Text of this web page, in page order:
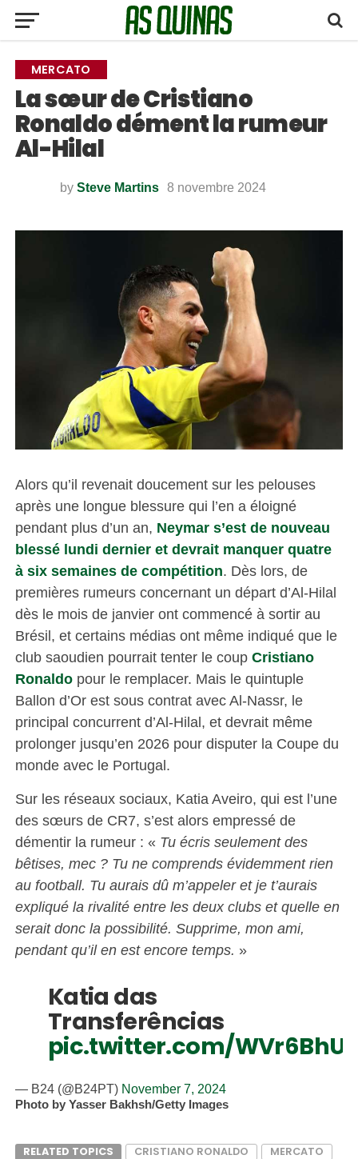
MERCATO
La sœur de Cristiano
Ronaldo dément la rumeur
Al-Hilal
by Steve Martins 8 novembre 2024
Alors qu’il revenait doucement sur les pelouses
après une longue blessure qui l’en a éloigné
pendant plus d’un an, Neymar s’est de nouveau
blessé lundi dernier et devrait manquer quatre
à six semaines de compétition. Dès lors, de
premières rumeurs concernant un départ d’Al-Hilal
dès le mois de janvier ont commencé à sortir au
Brésil, et certains médias ont même indiqué que le
club saoudien pourrait tenter le coup Cristiano
Ronaldopour le remplacer. Mais le quintuple
Ballon d’Or est sous contrat avec Al-Nassr, le
principal concurrent d’Al-Hilal, et devrait même
prolonger jusqu’en 2026 pour disputer la Coupe du
monde avec le Portugal.
Sur les réseaux sociaux, Katia Aveiro, qui est l’une
des sœurs de CR7, s’est alors empressé de
démentir la rumeur : « Tu écris seulement des
bêtises, mec ? Tu ne comprends évidemment rien
au football. Tu aurais dû m’appeler et je t’aurais
expliqué la rivalité entre les deux clubs et quelle en
serait donc la possibilité. Supprime, mon ami,
pendant qu’il en est encore temps. »
Katia das
Transferências
pic.twitter.com/
— B24 (@B24PT) November 7, 2024
Photo by Yasser Bakhsh/Getty Images
RELATED TOPICS CRISTIANO RONALDO
MERCATO